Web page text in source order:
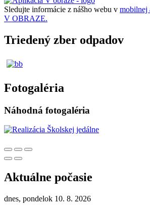
Sledujte informácie z nášho webu v mobilnej
V OBRAZE.
Triedený zber odpadov
Fotogaléria
Náhodná fotogaléria
Aktuálne počasie
dnes, pondelok 10. 8. 2026